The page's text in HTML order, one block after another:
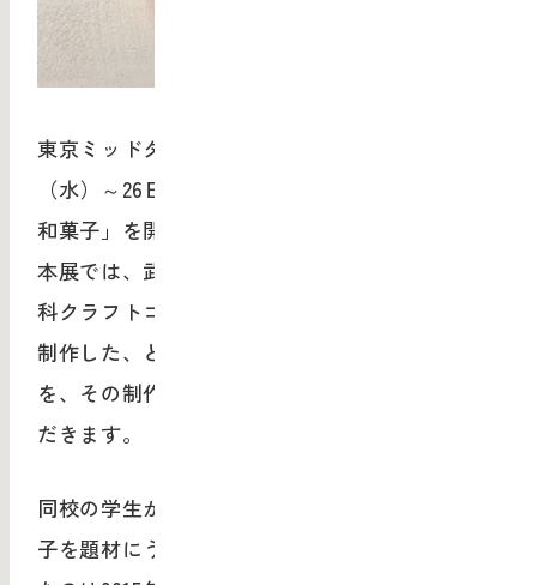
東京ミッドタウン店 ギャラリーでは、6月20日
（水）～26日（火）の期間、特別展「うつわと
和菓子」を開催いたします。
本展では、武蔵野美術大学工芸工業デザイン学
科クラフトコース陶磁専攻3期生の学生の皆様が
制作した、とらやの和菓子を題材にしたうつわ
を、その制作過程の記録などとともにご覧いた
だきます。
同校の学生が、授業の一環としてとらやの和菓
子を題材にうつわの制作に取り組むようになっ